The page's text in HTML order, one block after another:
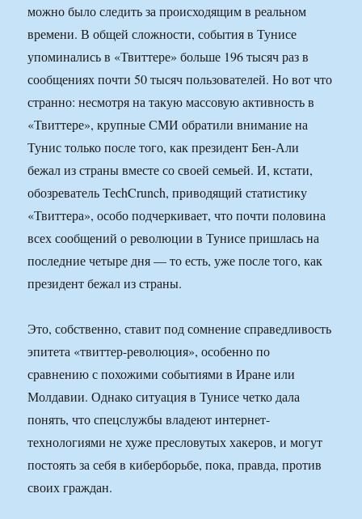
можно было следить за происходящим в реальном
времени. В общей сложности, события в Тунисе
упоминались в «Твиттере» больше 196 тысяч раз в
сообщениях почти 50 тысяч пользователей. Но вот что
странно: несмотря на такую массовую активность в
«Твиттере», крупные СМИ обратили внимание на
Тунис только после того, как президент Бен-Али
бежал из страны вместе со своей семьей. И, кстати,
обозреватель ТесhCrunch, приводящий статистику
«Твиттера», особо подчеркивает, что почти половина
всех сообщений о революции в Тунисе пришлась на
последние четыре дня — то есть, уже после того, как
президент бежал из страны.
Это, собственно, ставит под сомнение справедливость
эпитета «твиттер-революция», особенно по
сравнению с похожими событиями в Иране или
Молдавии. Однако ситуация в Тунисе четко дала
понять, что спецслужбы владеют интернет-
технологиями не хуже пресловутых хакеров, и могут
постоять за себя в киберборьбе, пока, правда, против
своих граждан.